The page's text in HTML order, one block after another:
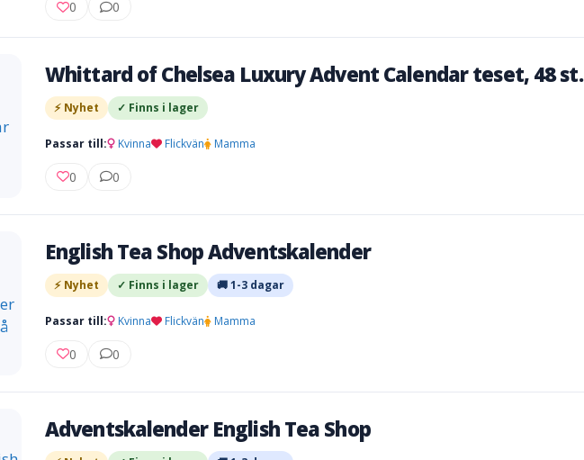
0 0
Whittard of Chelsea Luxury Advent Calendar teset, 48 st.
⚡ Nyhet ✓ Finns i lager
Passar till: Kvinna Flickvän Mamma
0 0
English Tea Shop Adventskalender
⚡ Nyhet ✓ Finns i lager 🚚 1-3 dagar
Passar till: Kvinna Flickvän Mamma
0 0
Adventskalender English Tea Shop